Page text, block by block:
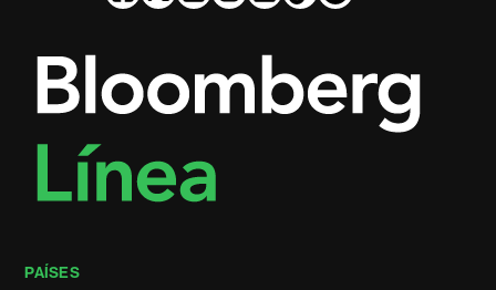
PAÍSES